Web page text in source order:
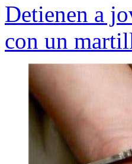
Detienen a
con un